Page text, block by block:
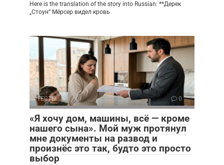
Here is the translation of the story into Russian: **Дерек
„Стоун“ Мёрсер видел кровь
ТЕСТЫ 0
«Я хочу дом, машины, всё — кроме
нашего сына». Мой муж протянул
мне документы на развод и
произнёс это так, будто это просто
выбор